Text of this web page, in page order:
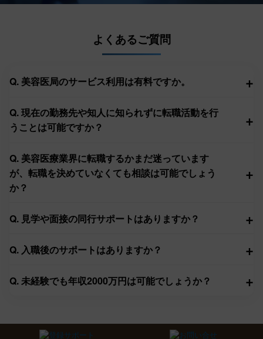
よくあるご質問
Q. 美容医局のサービス利用は有料ですか。 +
Q. 現在の勤務先や知人に知られずに転職活動を行
うことは可能ですか？
+
Q. 美容医療業界に転職するかまだ迷っています
が、転職を決めていなくても相談は可能でしょう
か？
+
Q. 見学や面接の同行サポートはありますか？ +
Q. 入職後のサポートはありますか？ +
Q. 未経験でも年収2000万円は可能でしょうか？ +